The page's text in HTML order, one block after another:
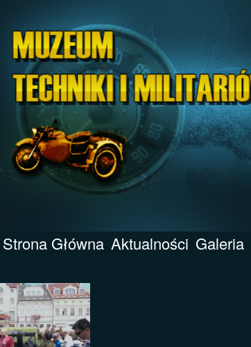
Strona Główna Aktualności Galeria